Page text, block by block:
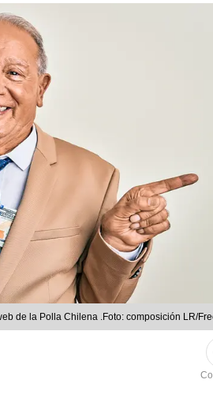
de la Polla Chilena .Foto: composición LR/